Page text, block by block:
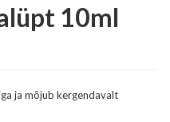
10ml
ja mõjub kergendavalt